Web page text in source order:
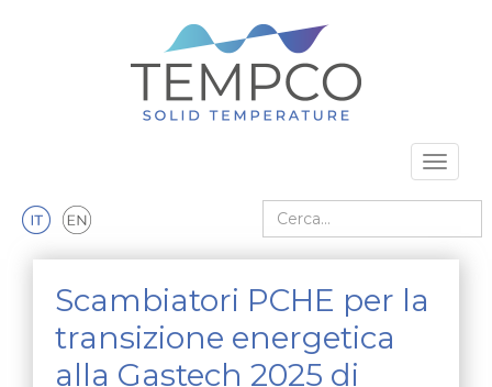
Toggle
Cerca nel sito
Scambiatori PCHE per la
transizione energetica
alla Gastech 2025 di